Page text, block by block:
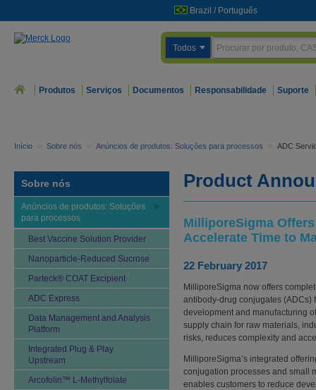
Brazil / Português
Todos
Produtos Serviços Documentos Responsabilidade Suporte
Início > Sobre nós > Anúncios de produtos: Soluções para processos > ADC
Sobre nós
Anúncios de produtos: Soluções
para processos
Best Vaccine Solution Provider
Nanoparticle-Reduced Sucrose
Parteck® COAT Excipient
ADC Express
Data Management and Analysis
Platform
Integrated Plug & Play
Upstream
Arcofolin™ L-Methylfolate
Product
MilliporeSigma
Accelerate Time to
22 February 2017
MilliporeSigma now offers
antibody-drug conjugates (ADCs)
development and manufacturing
supply chain for raw materials,
risks, reduces complexity and
MilliporeSigma’s integrated
conjugation processes and small
enables customers to reduce